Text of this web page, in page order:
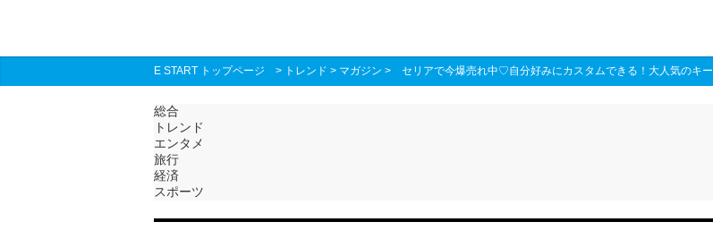
E START トップページ > トレンド > マガジン > セリアで今爆売れ中♡自分好みにカスタムできる！大人気のキ
総合
トレンド
エンタメ
旅行
経済
スポーツ